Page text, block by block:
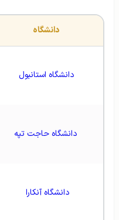
دانشگاه
دانشگاه استانبول
دانشگاه حاجت تپه
دانشگاه آنکارا